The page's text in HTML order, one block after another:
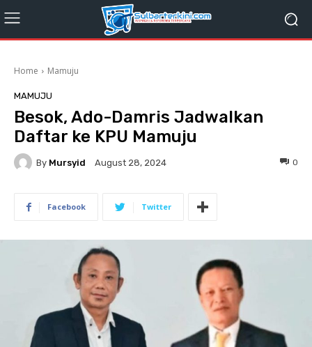
Home Mamuju
MAMUJU
Besok, Ado-Damris Jadwalkan
Daftar ke KPU Mamuju
By Mursyid August 28, 2024 0
Facebook Twitter